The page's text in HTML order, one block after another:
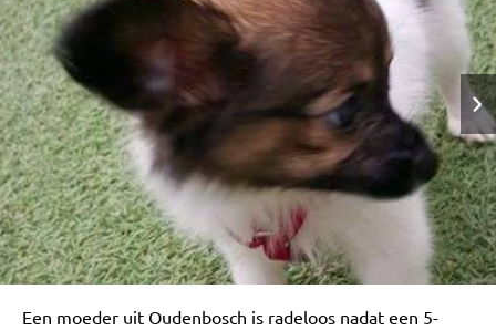
Een moeder uit Oudenbosch is radeloos nadat een 5-